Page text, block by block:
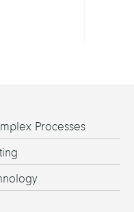
Processes